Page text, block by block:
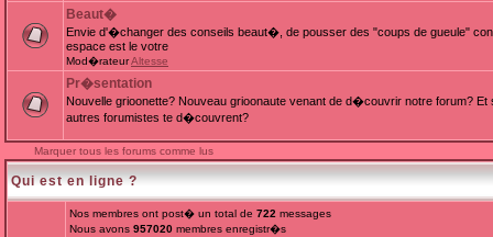
Beaut�
Envie d'�changer des conseils beaut�, de pousser des "coups de gueule"
espace est le votre
Mod�rateurAltesse
Pr�sentation
Nouvelle grioonette? Nouveau grioonaute venant de d�couvrir notre forum?
autres forumistes te d�couvrent?
Marquer tous les forums comme lus
Qui est en ligne ?
Nos membres ont post� un total de 722 messages
Nous avons 957020 membres enregistr�s